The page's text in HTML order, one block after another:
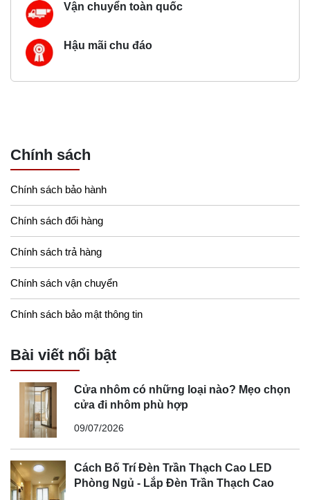
Vận chuyển toàn quốc
Hậu mãi chu đáo
Chính sách
Chính sách bảo hành
Chính sách đổi hàng
Chính sách trả hàng
Chính sách vận chuyển
Chính sách bảo mật thông tin
Bài viết nổi bật
Cửa nhôm có những loại nào? Mẹo chọn
cửa đi nhôm phù hợp
09/07/2026
Cách Bố Trí Đèn Trần Thạch Cao LED
Phòng Ngủ - Lắp Đèn Trần Thạch Cao